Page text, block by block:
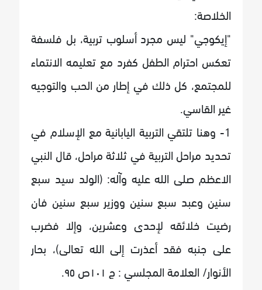
الخلاصة:
"إيكوجي" ليس مجرد أسلوب تربية، بل فلسفة
تعكس احترام الطفل كفرد مع تعليمه الانتماء
للمجتمع، كل ذلك في إطار من الحب والتوجيه
غير القاسي.
1- وهنا تلتقي التربية اليابانية مع الإسلام في
تحديد مراحل التربية في ثلاثة مراحل، قال النبي
الاعظم صلى الله عليه وآله: (الولد سيد سبع
سنين وعبد سبع سنين ووزير سبع سنين فان
رضيت خلائقه لإحدى وعشرين، وإلا فضرب
على جنبه فقد أعذرت إلى الله تعالى)، بحار
الأنوار/ العلامة المجلسي : ج ١٠١ص ٩٥.